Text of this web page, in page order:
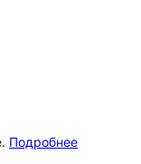
Подробнее